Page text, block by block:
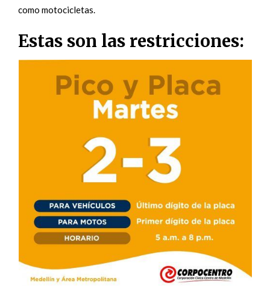
como motocicletas.
Estas son las restricciones: